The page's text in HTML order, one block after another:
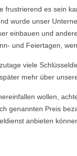
frustrierend es sein
wurde unser
einbauen und
und Feiertagen,
viele
mehr über
wollen,
genannten Preis
anbieten